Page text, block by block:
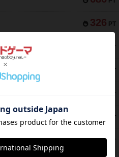
326 PT
PT
PT
240 PT
PT
232 PT